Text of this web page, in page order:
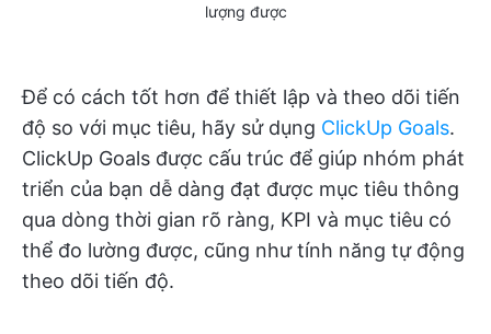
lượng được
Để có cách tốt hơn để thiết lập và theo dõi tiến
độ so với mục tiêu, hãy sử dụng ClickUp Goals.
ClickUp Goals được cấu trúc để giúp nhóm phát
triển của bạn dễ dàng đạt được mục tiêu thông
qua dòng thời gian rõ ràng, KPI và mục tiêu có
thể đo lường được, cũng như tính năng tự động
theo dõi tiến độ.